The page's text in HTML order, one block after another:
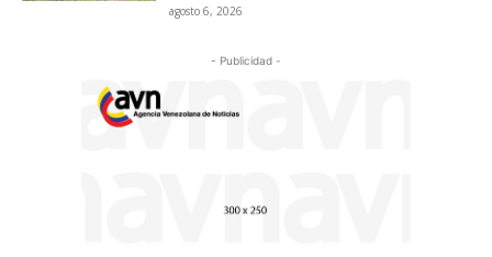
agosto 6, 2026
- Publicidad -